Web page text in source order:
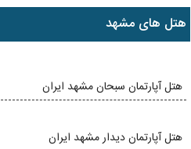
هتل های مشهد
هتل آپارتمان سبحان مشهد ایران
هتل آپارتمان دیدار مشهد ایران